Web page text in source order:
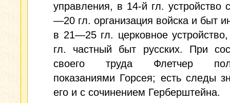
управления, в 14-й гл. устройство
—20 гл. организация войска и быт
в 21—25 гл. церковное
гл. частный быт русских. При
своего труда Флетчер
показаниями Горсея; есть следы
его и с сочинением Герберштейна.